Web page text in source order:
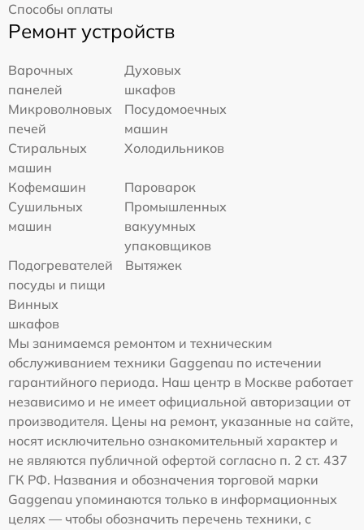
Способы оплаты
Ремонт устройств
Варочных
панелей
Духовых
шкафов
Микроволновых
печей
Посудомоечных
машин
Стиральных
машин
Холодильников
Кофемашин
Пароварок
Сушильных
машин
Промышленных
вакуумных
упаковщиков
Подогревателей
посуды и пищи
Вытяжек
Винных
шкафов
Мы занимаемся ремонтом и техническим
обслуживанием техники Gaggenau по истечении
гарантийного периода. Наш центр в Москве работает
независимо и не имеет официальной авторизации от
производителя. Цены на ремонт, указанные на сайте,
носят исключительно ознакомительный характер и
не являются публичной офертой согласно п. 2 ст. 437
ГК РФ. Названия и обозначения торговой марки
Gaggenau упоминаются только в информационных
целях — чтобы обозначить перечень техники, с